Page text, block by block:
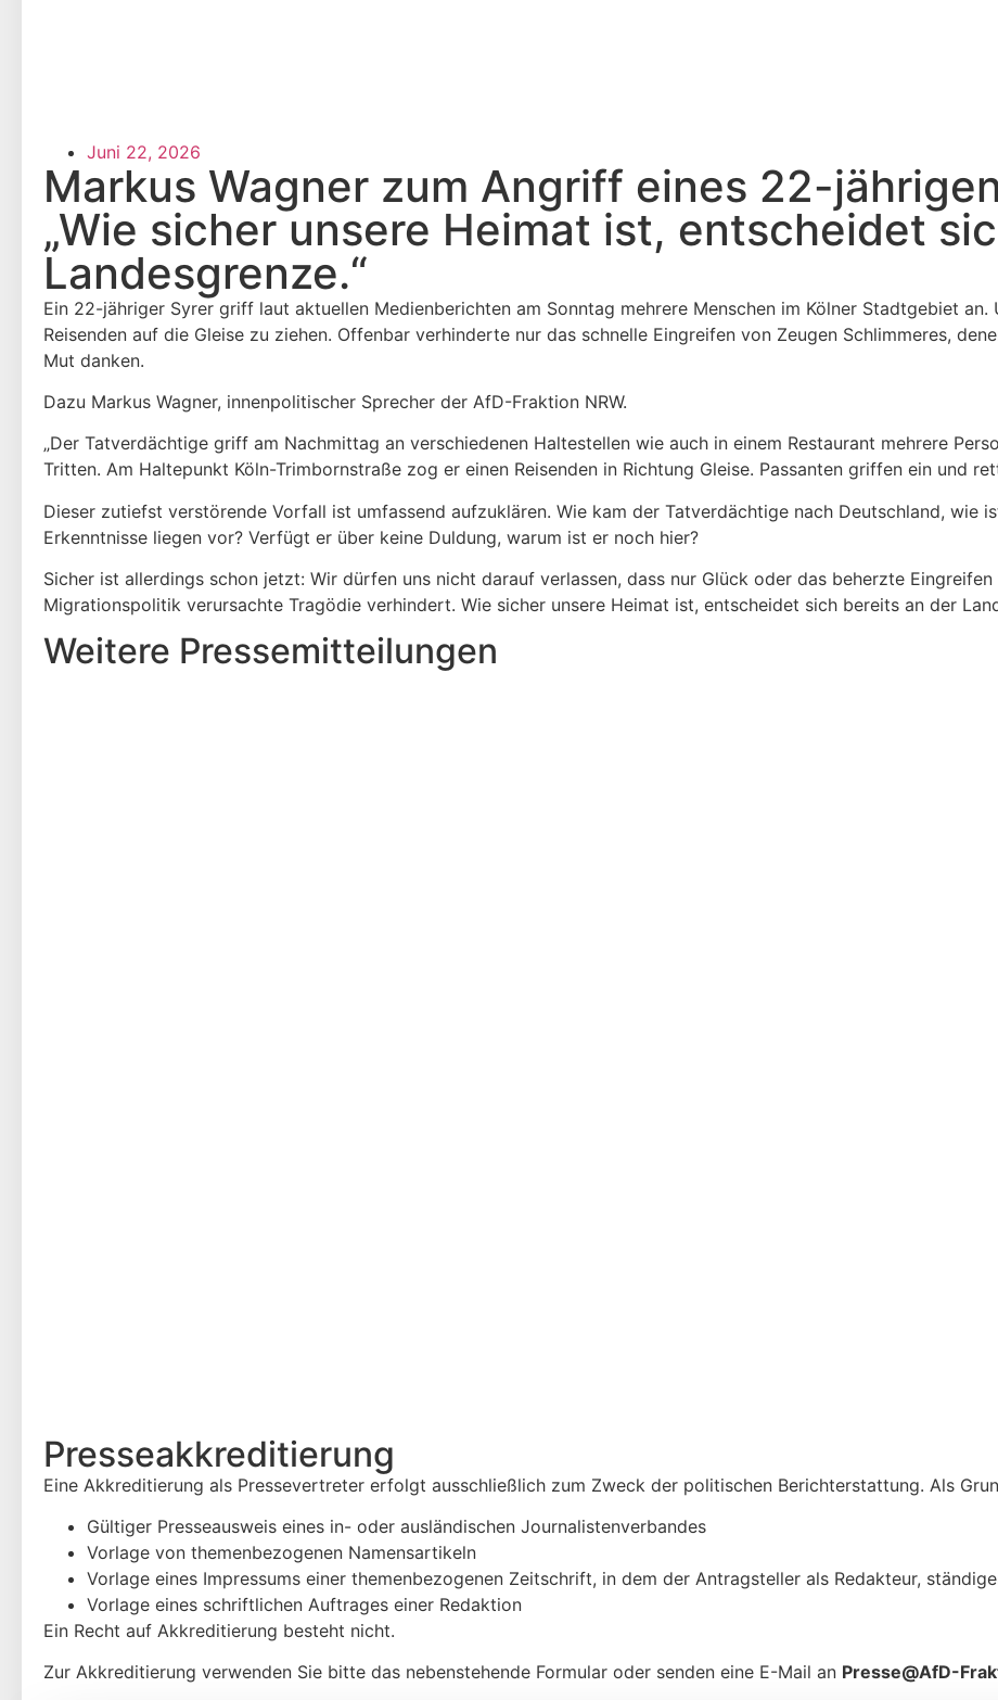
Juni 22, 2026
Markus Wagner zum Angriff eines 22-
„Wie sicher unsere Heimat ist, entscheidet
Landesgrenze.“
Ein 22-jähriger Syrer griff laut aktuellen Medienberichten am Sonntag mehrere Menschen im Kölner Stadtgebiet
Reisenden auf die Gleise zu ziehen. Offenbar verhinderte nur das schnelle Eingreifen von Zeugen Schlimmeres,
Mut danken.
Dazu Markus Wagner, innenpolitischer Sprecher der AfD-Fraktion NRW.
„Der Tatverdächtige griff am Nachmittag an verschiedenen Haltestellen wie auch in einem Restaurant mehrere
Tritten. Am Haltepunkt Köln-Trimbornstraße zog er einen Reisenden in Richtung Gleise. Passanten griffen ein und
Dieser zutiefst verstörende Vorfall ist umfassend aufzuklären. Wie kam der Tatverdächtige nach Deutschland, wie
Erkenntnisse liegen vor? Verfügt er über keine Duldung, warum ist er noch hier?
Sicher ist allerdings schon jetzt: Wir dürfen uns nicht darauf verlassen, dass nur Glück oder das beherzte
Migrationspolitik verursachte Tragödie verhindert. Wie sicher unsere Heimat ist, entscheidet sich bereits an der
Weitere Presse­mitteilungen
Presse­akkreditierung
Eine Akkreditierung als Pressevertreter erfolgt ausschließlich zum Zweck der politischen Berichterstattung. Als
Gültiger Presseausweis eines in- oder ausländischen Journalistenverbandes
Vorlage von themenbezogenen Namensartikeln
Vorlage eines Impressums einer themenbezogenen Zeitschrift, in dem der Antragsteller als Redakteur,
Vorlage eines schriftlichen Auftrages einer Redaktion
Ein Recht auf Akkreditierung besteht nicht.
Zur Akkreditierung verwenden Sie bitte das nebenstehende Formular oder senden eine E-Mail an Presse@AfD-